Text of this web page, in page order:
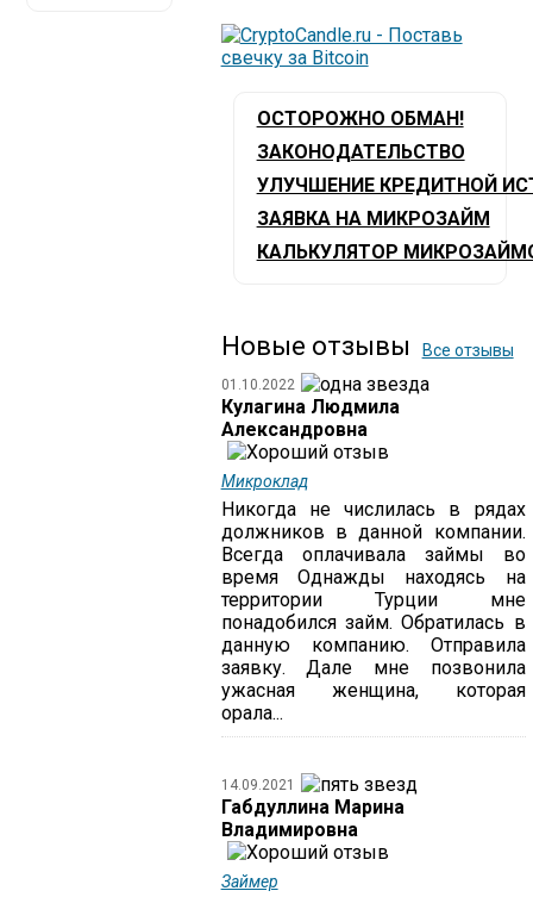
ОСТОРОЖНО ОБМАН!
ЗАКОНОДАТЕЛЬСТВО
УЛУЧШЕНИЕ КРЕДИТНОЙ
ЗАЯВКА НА МИКРОЗАЙМ
КАЛЬКУЛЯТОР
Новые отзывы Все отзывы
01.10.2022
Кулагина Людмила
Александровна
Микроклад
Никогда не числилась в рядах
должников в данной компании.
Всегда оплачивала займы во
время Однажды находясь на
территории Турции мне
понадобился займ. Обратилась в
данную компанию. Отправила
заявку. Дале мне позвонила
ужасная женщина, которая
орала...
14.09.2021
Габдуллина Марина
Владимировна
Займер